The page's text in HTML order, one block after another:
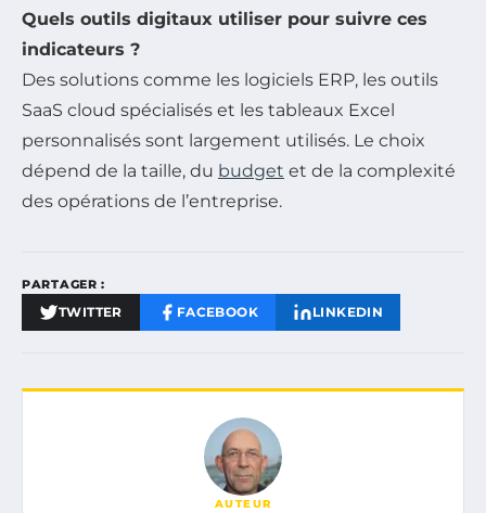
Quels outils digitaux utiliser pour suivre ces
indicateurs ?
Des solutions comme les logiciels ERP, les outils
SaaS cloud spécialisés et les tableaux Excel
personnalisés sont largement utilisés. Le choix
dépend de la taille, du budget et de la complexité
des opérations de l’entreprise.
PARTAGER :
TWITTER FACEBOOK LINKEDIN
AUTEUR